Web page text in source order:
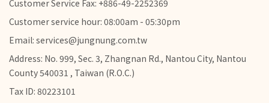
Customer Service Fax: +886-49-2252369
Customer service hour: 08:00am - 05:30pm
Email: services@jungnung.com.tw
Address: No. 999, Sec. 3, Zhangnan Rd., Nantou City, Nantou
County 540031 , Taiwan (R.O.C.)
Tax ID: 80223101